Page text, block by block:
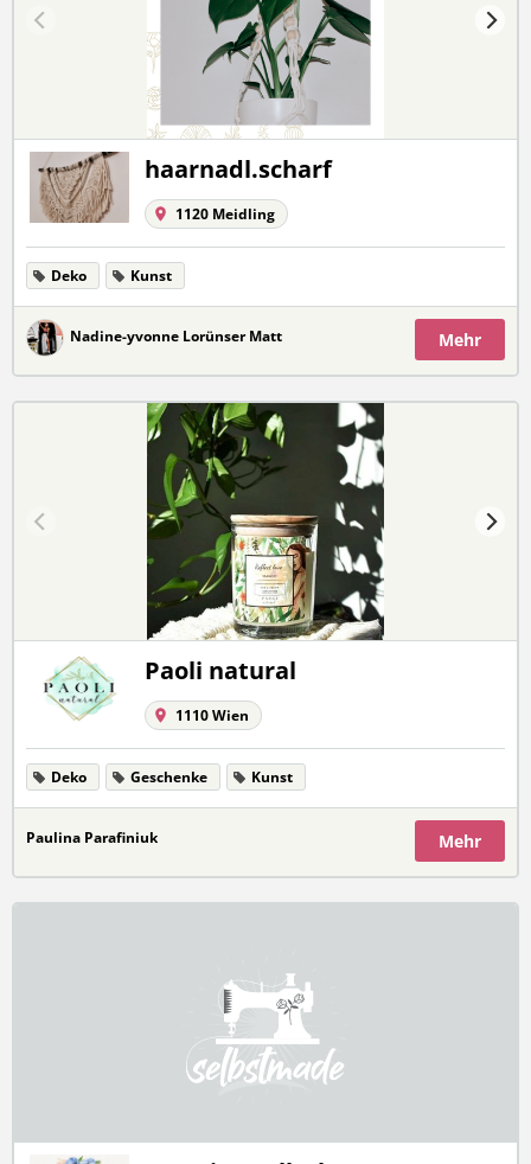
haarnadl.scharf
1120 Meidling
Deko Kunst
Nadine-yvonne Lorünser Matt Mehr
Paoli natural
1110 Wien
Deko Geschenke Kunst
Paulina Parafiniuk Mehr